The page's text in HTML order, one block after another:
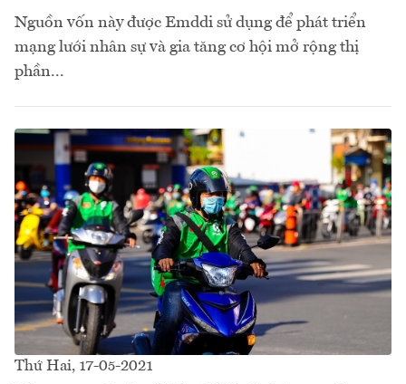
Nguồn vốn này được Emddi sử dụng để phát triển
mạng lưới nhân sự và gia tăng cơ hội mở rộng thị
phần...
Thứ Hai, 17-05-2021